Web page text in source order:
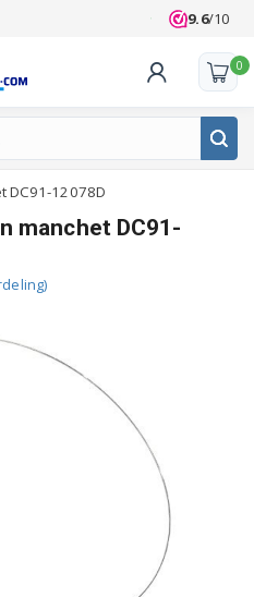
Klanten
9.6/10
0
DC91-12078D
manchet DC91-